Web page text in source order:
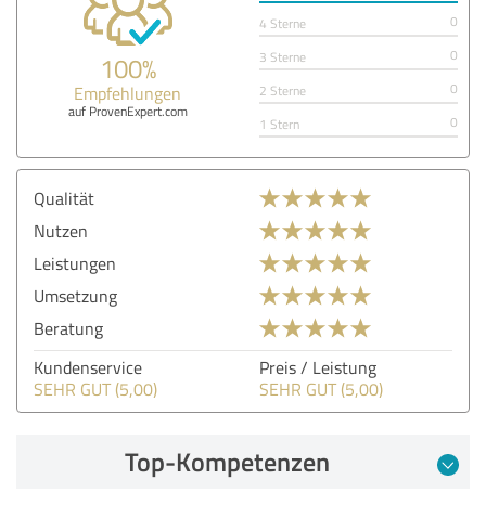
100%
Empfehlungen
auf ProvenExpert.com
4 Sterne
0
3 Sterne
0
2 Sterne
0
1 Stern
0
Qualität
Nutzen
Leistungen
Umsetzung
Beratung
Kundenservice
SEHR GUT (5,00)
Preis / Leistung
SEHR GUT (5,00)
Top-Kompetenzen